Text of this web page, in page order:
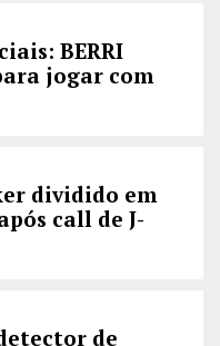
BERRI
jogar com
dividido em
call de J-
de